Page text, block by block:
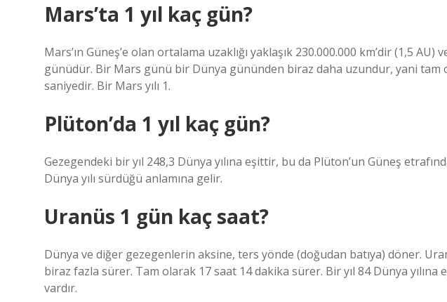
Mars’ta 1 yıl kaç gün?
Mars’ın Güneş’e olan ortalama uzaklığı yaklaşık 230.000.000 km’dir (1,5
günüdür. Bir Mars günü bir Dünya gününden biraz daha uzundur, yani tam
saniyedir. Bir Mars yılı 1.
Plüton’da 1 yıl kaç gün?
Gezegendeki bir yıl 248,3 Dünya yılına eşittir, bu da Plüton’un Güneş
Dünya yılı sürdüğü anlamına gelir.
Uranüs 1 gün kaç saat?
Dünya ve diğer gezegenlerin aksine, ters yönde (doğudan batıya) döner.
biraz fazla sürer. Tam olarak 17 saat 14 dakika sürer. Bir yıl 84 Dünya
vardır.